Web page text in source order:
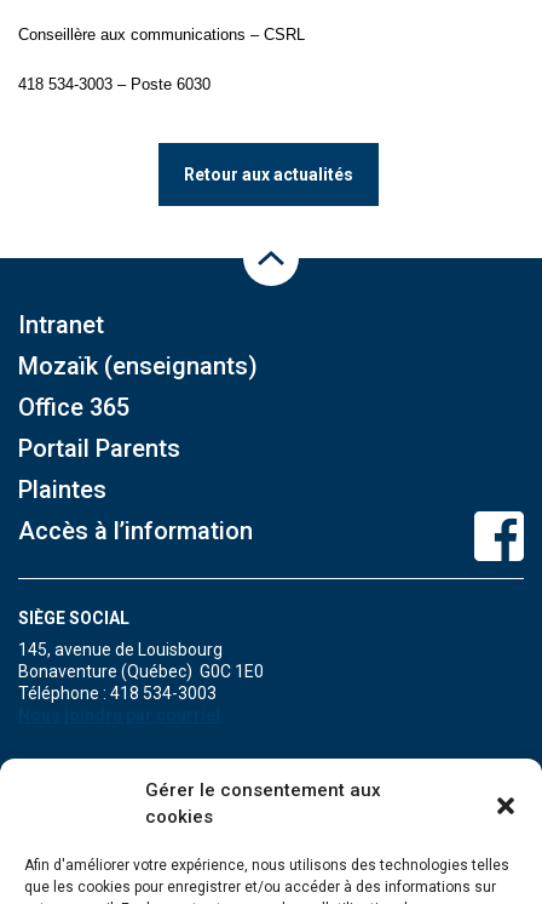
Gérer le consentement aux
cookies
Afin d'améliorer votre expérience, nous utilisons des technologies telles
que les cookies pour enregistrer et/ou accéder à des informations sur
Conseillère aux communications – CSRL
418 534-3003 – Poste 6030
Retour aux actualités
Intranet
Mozaïk (enseignants)
Office 365
Portail Parents
Plaintes
Accès à l’information
SIÈGE SOCIAL
145, avenue de Louisbourg
Bonaventure (Québec) G0C 1E0
Téléphone : 418 534-3003
471A, boulevard Perron
Maria (Québec) G0C 1Y0
POINT DE SERVICE DE GRANDE-RIVIÈRE